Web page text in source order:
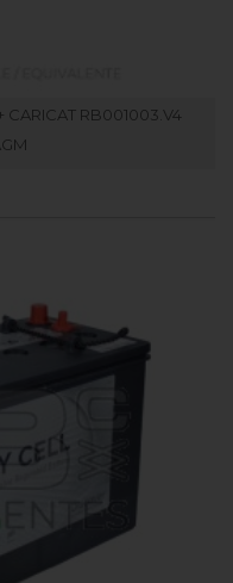
CARICAT RB001003.V4